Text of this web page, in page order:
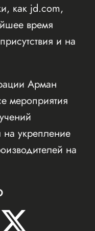
как jd.com,
время
и на
Арман
мероприятия
укрепление
на